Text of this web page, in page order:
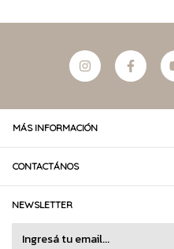
MÁS INFORMACIÓN
CONTACTÁNOS
NEWSLETTER